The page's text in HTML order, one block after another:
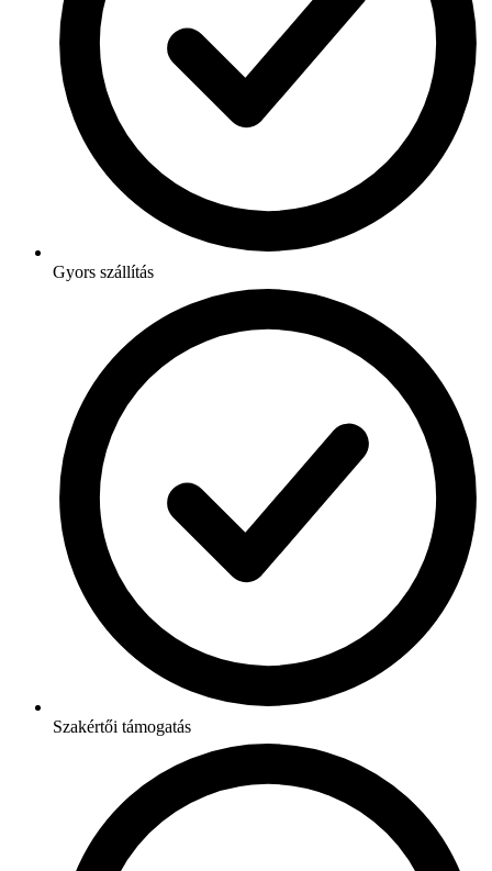
Gyors szállítás
Szakértői támogatás